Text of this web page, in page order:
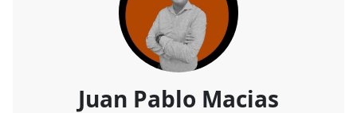
Juan Pablo Macias